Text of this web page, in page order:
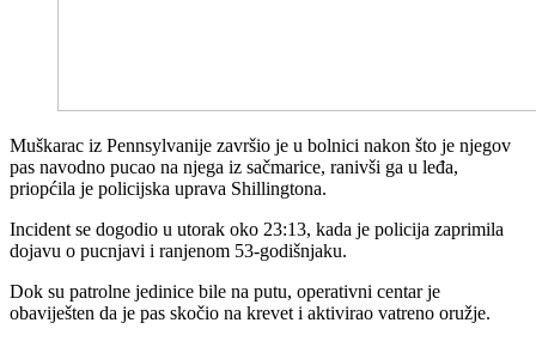
Muškarac iz Pennsylvanije završio je u bolnici nakon što je njegov
pas navodno pucao na njega iz sačmarice, ranivši ga u leđa,
priopćila je policijska uprava Shillingtona.
Incident se dogodio u utorak oko 23:13, kada je policija zaprimila
dojavu o pucnjavi i ranjenom 53-godišnjaku.
Dok su patrolne jedinice bile na putu, operativni centar je
obaviješten da je pas skočio na krevet i aktivirao vatreno oružje.